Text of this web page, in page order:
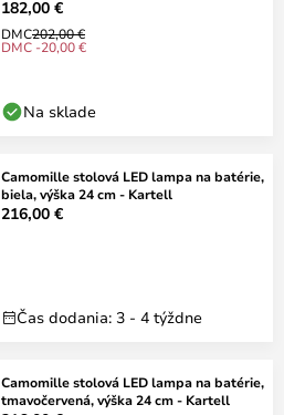
182,00 €
DMC202,00 €
DMC -20,00 €
Na sklade
Camomille stolová LED lampa na batérie,
biela, výška 24 cm - Kartell
216,00 €
Čas dodania: 3 - 4 týždne
Camomille stolová LED lampa na batérie,
tmavočervená, výška 24 cm - Kartell